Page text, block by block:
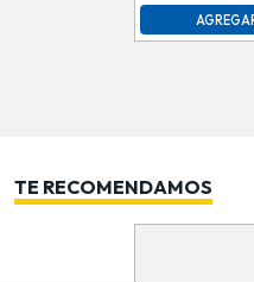
TE RECOMENDAMOS